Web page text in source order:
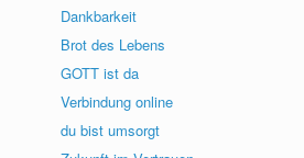
Dankbarkeit
Brot des Lebens
GOTT ist da
Verbindung online
du bist umsorgt